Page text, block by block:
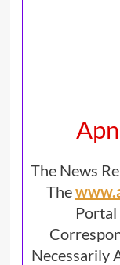
The News
The
Portal
Necessarily